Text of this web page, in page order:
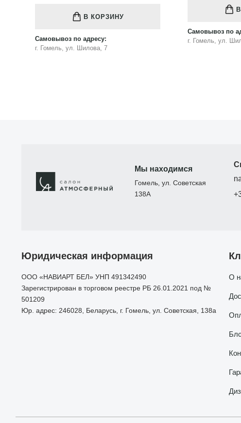
В КОРЗИНУ
Самовывоз по адресу:
г. Гомель, ул. Шилова, 7
Самовывоз по
г. Гомель, ул.
Мы находимся
Гомель, ул. Советская
138А
Юридическая информация
ООО «НАВИАРТ БЕЛ» УНП 491342490
Зарегистрирован в торговом реестре РБ 26.01.2021 под №
501209
Юр. адрес: 246028, Беларусь, г. Гомель, ул. Советская, 138а
О